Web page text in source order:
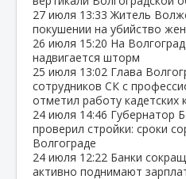
27 июля 13:33 Житель
покушении на убийство
26 июля 15:20 На
надвигается шторм
25 июля 13:02 Глава
сотрудников СК с
отметил работу кадетских
24 июля 14:46 Губернатор
проверил стройки: сроки
Волгограде
24 июля 12:22 Банки
активно поднимают